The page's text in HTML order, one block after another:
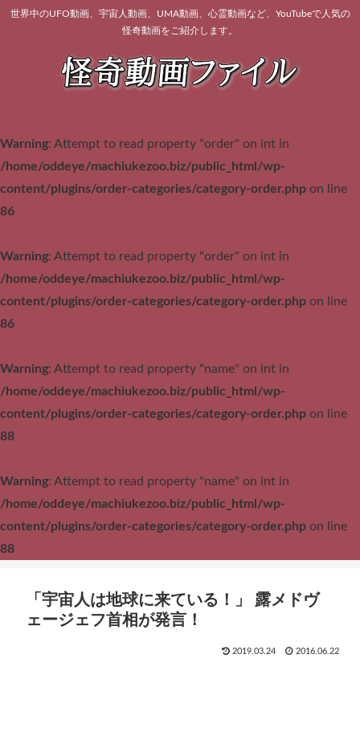
世界中のUFO動画、宇宙人動画、UMA動画、心霊動画など、YouTubeで人気の
怪奇動画をご紹介します。
Warning: Attempt to read property "order" on int in
/home/oddeye/machiukezoo.biz/public_html/wp-
content/plugins/order-categories/category-order.php on line
86
Warning: Attempt to read property "order" on int in
/home/oddeye/machiukezoo.biz/public_html/wp-
content/plugins/order-categories/category-order.php on line
86
Warning: Attempt to read property "name" on int in
/home/oddeye/machiukezoo.biz/public_html/wp-
content/plugins/order-categories/category-order.php on line
88
Warning: Attempt to read property "name" on int in
/home/oddeye/machiukezoo.biz/public_html/wp-
content/plugins/order-categories/category-order.php on line
88
「宇宙人は地球に来ている！」 露メドヴ
ェージェフ首相が発言！
2019.03.24 2016.06.22